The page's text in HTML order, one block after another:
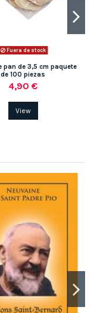
Fuera de stock
pan de 3,5 cm paquete
de 100 piezas
4,90 €
View